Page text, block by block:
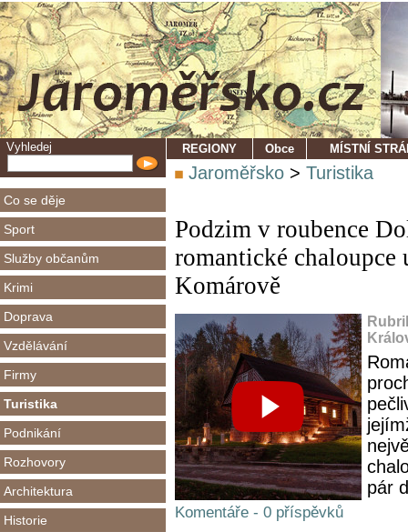
Vyhledej
Co se děje
Sport
Služby občanům
Krimi
Doprava
Vzdělávání
Firmy
Turistika
Podnikání
Rozhovory
Architektura
Historie
REGIONY Obce MÍSTNÍ
Jaroměřsko > Turistika
Podzim v roubence
romantické
Komárově
pár
Komentáře - 0 příspěvků